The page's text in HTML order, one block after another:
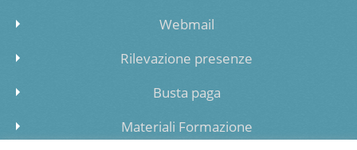
Webmail
Rilevazione presenze
Busta paga
Materiali Formazione